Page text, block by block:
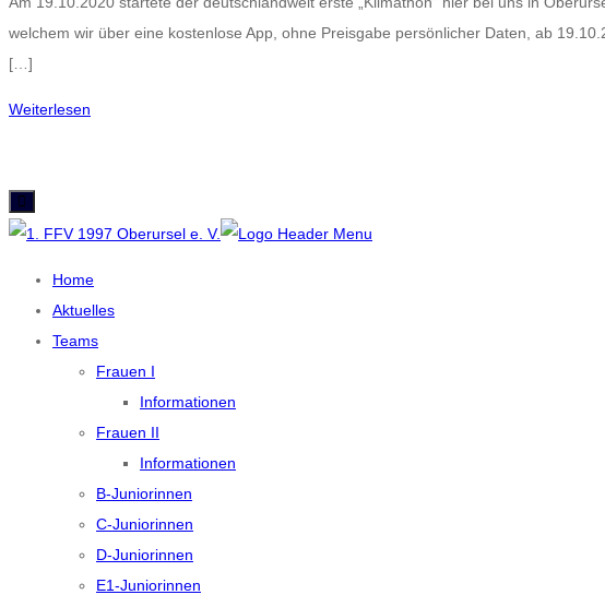
welchem wir über eine kostenlose App, ohne Preisgabe persönlicher Daten, ab
[…]
Weiterlesen
Home
Aktuelles
Teams
Frauen I
Informationen
Frauen II
Informationen
B-Juniorinnen
C-Juniorinnen
D-Juniorinnen
E1-Juniorinnen